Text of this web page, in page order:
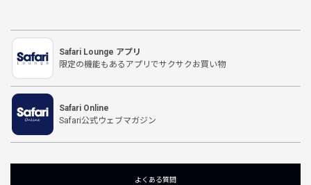
Safari Lounge アプリ
限定の機能もあるアプリでサクサクお買い物
Safari Online
Safari公式ウェブマガジン
よくある質問